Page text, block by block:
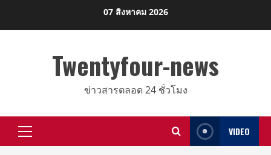
07 สิงหาคม 2026
Twentyfour-news
ข่าวสารตลอด 24 ชั่วโมง
Primary
VIDEO